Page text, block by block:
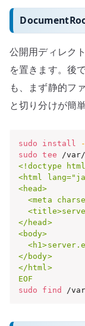
公開用ディレク
を置きます。後
も、まず静的フ
と切り分けが簡単
sudo install
sudo
tee /var/
<!doctype
<html
<head>
<meta
</head>
<body>
</body>
</html>
EOF
sudo
find /